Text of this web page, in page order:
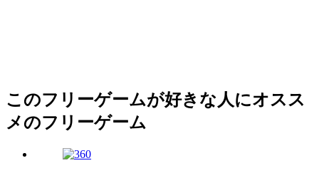
このフリーゲームが好きな人にオスス
メのフリーゲーム